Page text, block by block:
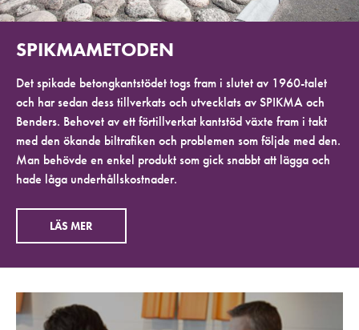
SPIKMAMETODEN
Det spikade betongkantstödet togs fram i slutet av 1960-talet
och har sedan dess tillverkats och utvecklats av SPIKMA och
Benders. Behovet av ett förtillverkat kantstöd växte fram i takt
med den ökande biltrafiken och problemen som följde med den.
Man behövde en enkel produkt som gick snabbt att lägga och
hade låga underhållskostnader.
LÄS MER